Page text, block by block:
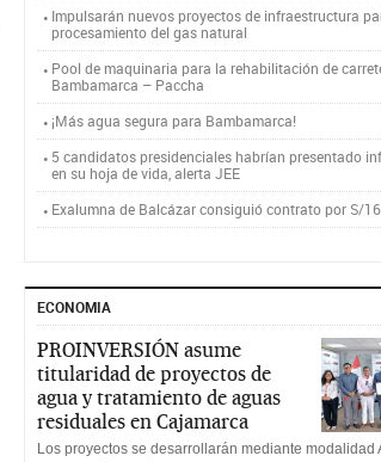
Impulsarán nuevos proyectos de infraestructura
procesamiento del gas natural
Pool de maquinaria para la rehabilitación de
Bambamarca – Paccha
¡Más agua segura para Bambamarca!
5 candidatos presidenciales habrían presentado
en su hoja de vida, alerta JEE
Exalumna de Balcázar consiguió contrato por S/
ECONOMIA
PROINVERSIÓN asume
titularidad de proyectos de
agua y tratamiento de aguas
residuales en Cajamarca
Los proyectos se desarrollarán mediante modalidad